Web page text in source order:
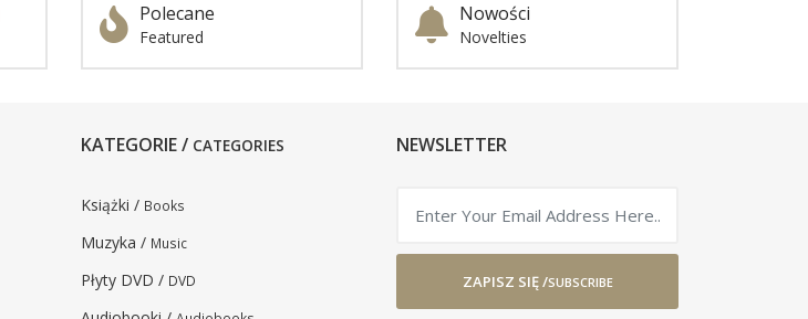
Polecane
Featured
Nowości
Novelties
KATEGORIE / CATEGORIES
Książki / Books
Muzyka / Music
Płyty DVD / DVD
NEWSLETTER
ZAPISZ SIĘ /SUBSCRIBE